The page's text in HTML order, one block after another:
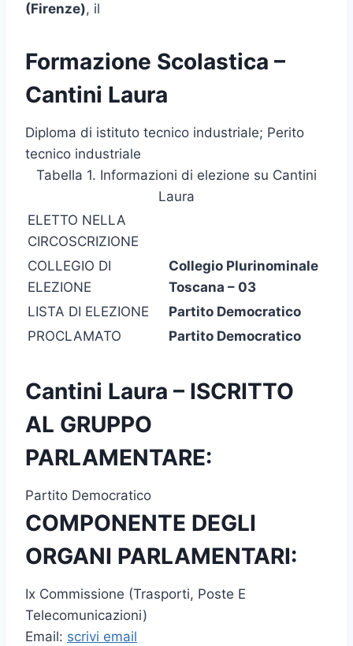
(Firenze), il
Formazione Scolastica –
Cantini Laura
Diploma di istituto tecnico industriale; Perito
tecnico industriale
Tabella 1. Informazioni di elezione su Cantini
Laura
ELETTO NELLA
CIRCOSCRIZIONE
COLLEGIO DI
ELEZIONE
Collegio Plurinominale
Toscana – 03
LISTA DI ELEZIONE
Partito Democratico
PROCLAMATO
Partito Democratico
Cantini Laura – ISCRITTO
AL GRUPPO
PARLAMENTARE:
Partito Democratico
COMPONENTE DEGLI
ORGANI PARLAMENTARI:
Ix Commissione (Trasporti, Poste E
Telecomunicazioni)
Email: scrivi email